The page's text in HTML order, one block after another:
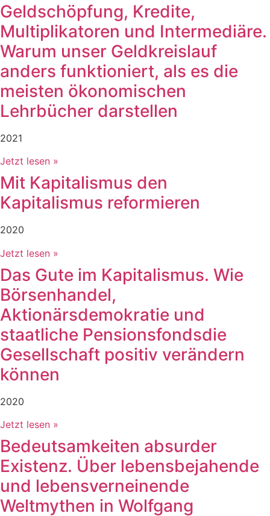
Geldschöpfung, Kredite,
Multiplikatoren und Intermediäre.
Warum unser Geldkreislauf
anders funktioniert, als es die
meisten ökonomischen
Lehrbücher darstellen
2021
Jetzt lesen »
Mit Kapitalismus den
Kapitalismus reformieren
2020
Jetzt lesen »
Das Gute im Kapitalismus. Wie
Börsenhandel,
Aktionärsdemokratie und
staatliche Pensionsfondsdie
Gesellschaft positiv verändern
können
2020
Jetzt lesen »
Bedeutsamkeiten absurder
Existenz. Über lebensbejahende
und lebensverneinende
Weltmythen in Wolfgang